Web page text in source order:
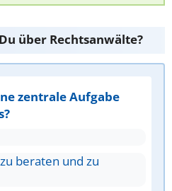
über Rechtsanwälte?
zentrale Aufgabe
beraten und zu